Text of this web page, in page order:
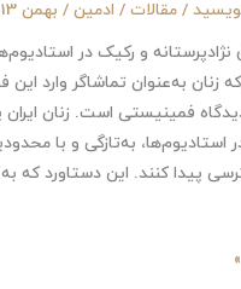
/مقالات / ادمین/ بهمن 13, 1403
و رکیک در
زنان به‌عنوان تماشاگر وارد این
فمینیستی است. زنان
استادیوم‌ها، به‌تازگی و با
پیدا کنند. این دستاورد که